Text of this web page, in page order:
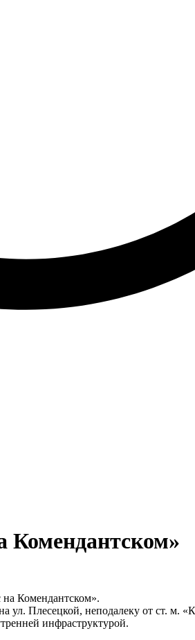
Комендантском»
Комендантском».
ул. Плесецкой, неподалеку от ст. м.
инфраструктурой.